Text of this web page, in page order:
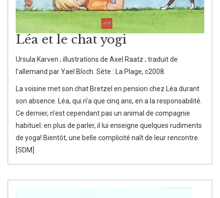
Léa et le chat yogi
Ursula Karven ; illustrations de Axel Raatz ; traduit de
l’allemand par Yael Bloch. Sète : La Plage, c2008.
La voisine met son chat Bretzel en pension chez Léa durant
son absence. Léa, qui n’a que cinq ans, en a la responsabilité.
Ce dernier, n’est cependant pas un animal de compagnie
habituel: en plus de parler, il lui enseigne quelques rudiments
de yoga! Bientôt, une belle complicité naît de leur rencontre.
[SDM]